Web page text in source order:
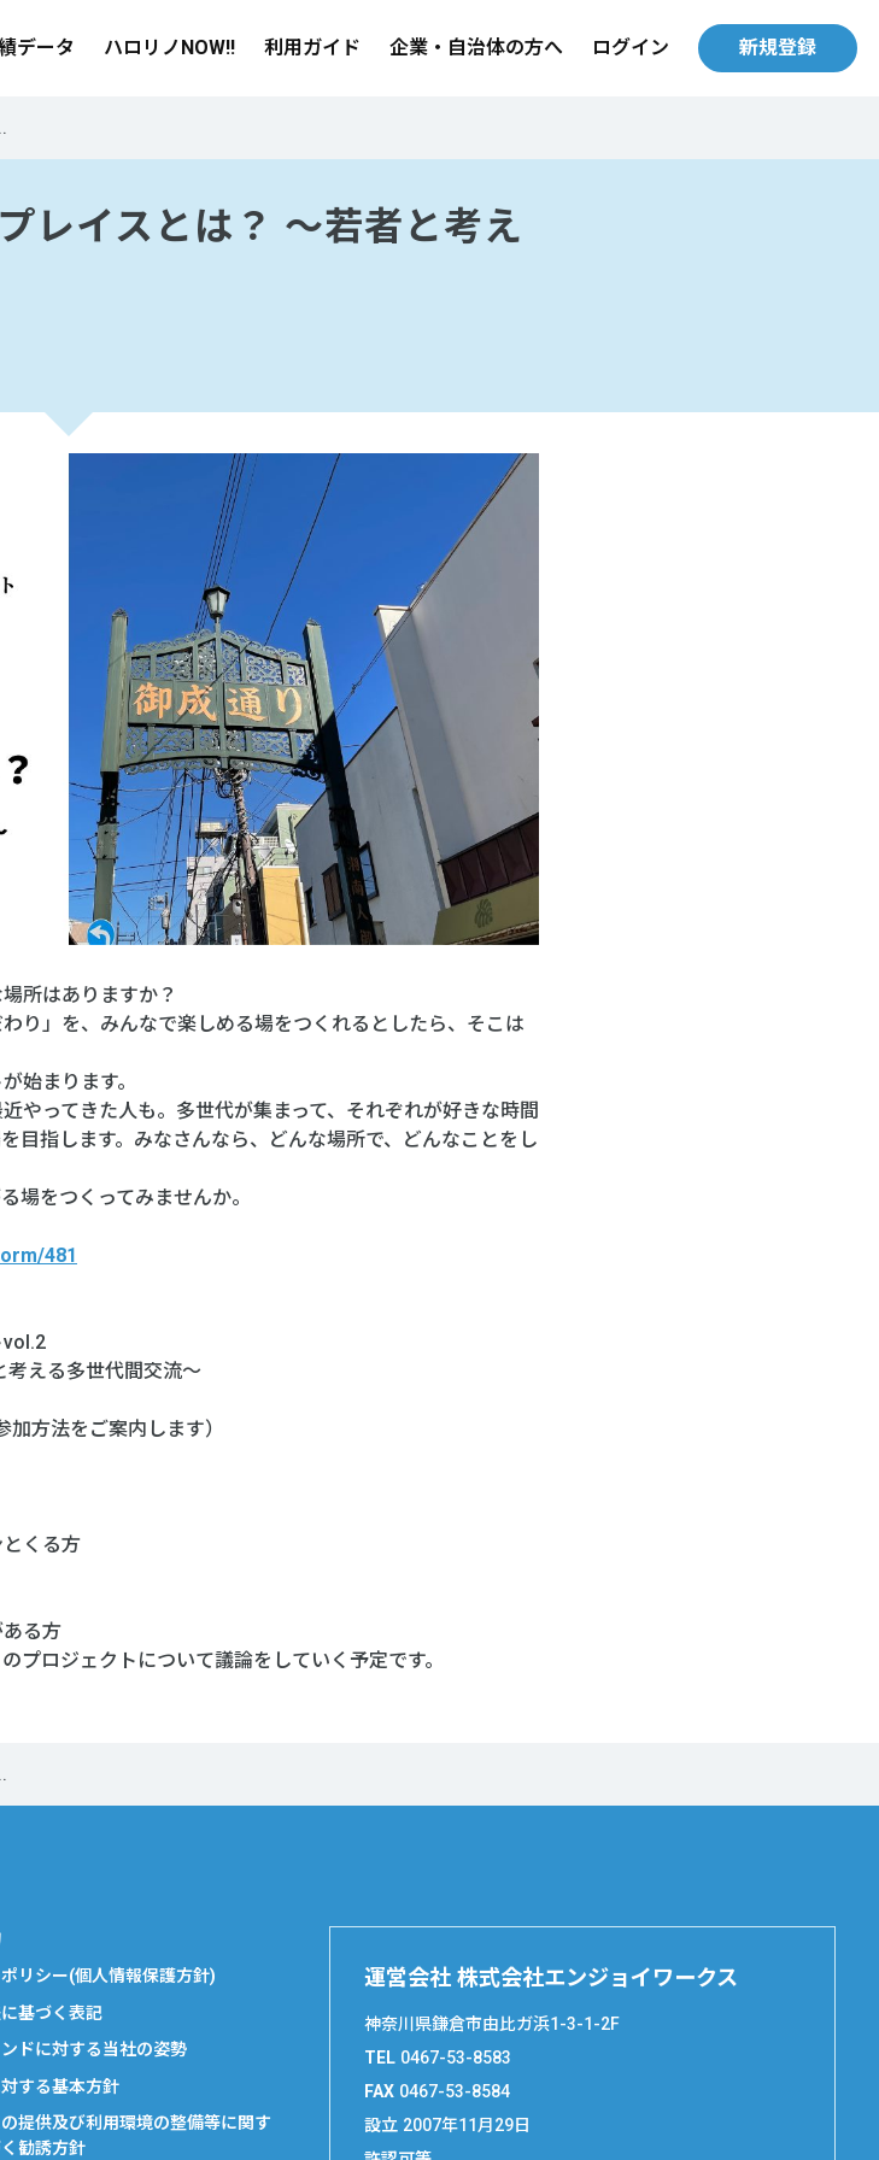
データ ハロリノNOW!! 利用ガイド 企業・自治体の方へ ログイン 新規登録
レイスとは？ ～若者と考え
所はありますか？
り」を、みんなで楽しめる場をつくれるとしたら、そこは
始まります。
やってきた人も。多世代が集まって、それぞれが好きな時間
目指します。みなさんなら、どんな場所で、どんなことをし
場をつくってみませんか。
481
vol.2
考える多世代間交流～
方法をご案内します）
くる方
る方
プロジェクトについて議論をしていく予定です。
リシー(個人情報保護方針)
基づく表記
ドに対する当社の姿勢
する基本方針
提供及び利用環境の整備等に関す
勧誘方針
運営会社 株式会社エンジョイワークス
神奈川県鎌倉市由比ガ浜1-3-1-2F
TEL 0467-53-8583
FAX 0467-53-8584
設立 2007年11月29日